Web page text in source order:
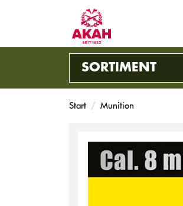
SORTIMENT
Start Munition